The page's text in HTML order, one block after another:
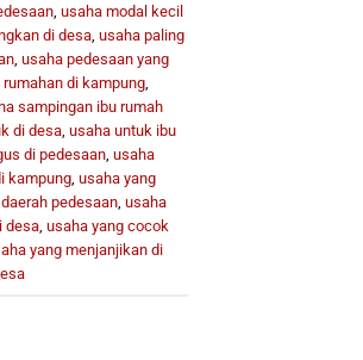
, usaha modal kecil
di desa, usaha paling
, usaha pedesaan yang
di kampung,
sampingan ibu rumah
di desa, usaha untuk ibu
di pedesaan, usaha
kampung, usaha yang
pedesaan, usaha
desa, usaha yang cocok
yang menjanjikan di